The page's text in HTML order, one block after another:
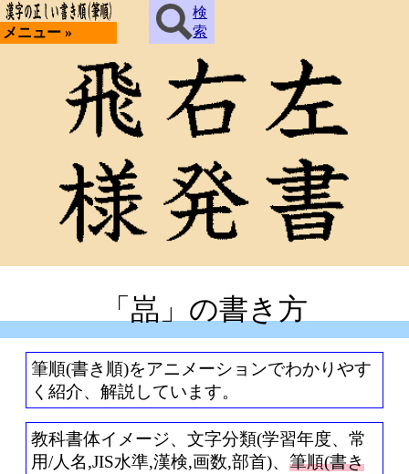
メニュー »
検
索
「嵓」の書き方
筆順(書き順)をアニメーションでわかりやす
く紹介、解説しています。
教科書体イメージ、文字分類(学習年度、常
用/人名,JIS水準,漢検,画数,部首)、 筆順(書き